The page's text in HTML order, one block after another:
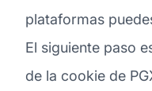
plataformas
El siguiente paso
de la cookie de